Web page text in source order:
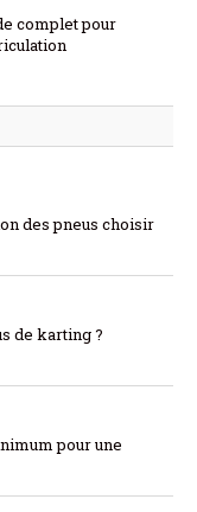
complet pour
des pneus choisir
de karting ?
pour une